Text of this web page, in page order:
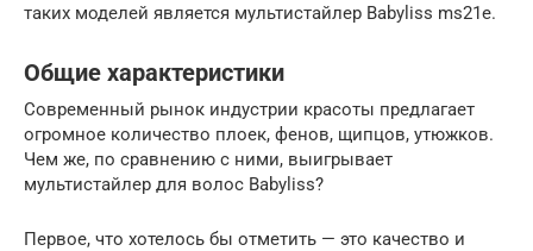
таких моделей является мультистайлер Babyliss ms21e.
Общие характеристики
Современный рынок индустрии красоты предлагает
огромное количество плоек, фенов, щипцов, утюжков.
Чем же, по сравнению с ними, выигрывает
мультистайлер для волос Babyliss?
Первое, что хотелось бы отметить — это качество и